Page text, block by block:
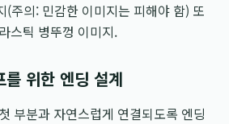
(주의: 민감한 이미지는 피해야 함) 또
스틱 병뚜껑 이미지.
위한 엔딩 설계
부분과 자연스럽게 연결되도록 엔딩